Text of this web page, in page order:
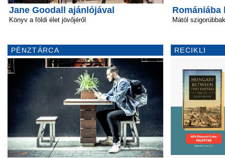
Jane Goodall ajánlójával
Könyv a földi élet jövőjéről
PÉNZTÁRCA
Romániába
Mától szigorúbbak
RECIKLI